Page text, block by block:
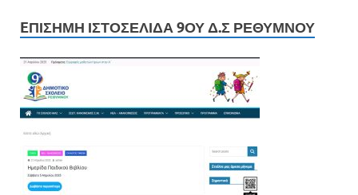
EΠΊΣΗΜΗ ΙΣΤΟΣΕΛΊΔΑ 9ΟΥ Δ.Σ ΡΕΘΎΜΝΟΥ